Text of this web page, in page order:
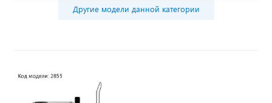
Другие модели данной категории